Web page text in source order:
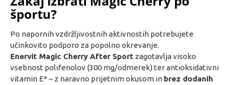
športu?
Po napornih vzdržljivostnih aktivnostih potrebujete
učinkovito podporo za popolno okrevanje.
Enervit Magic Cherry After Sport zagotavlja visoko
vsebnost polifenolov (300 mg/odmerek) ter antioksidativni
vitamin E* – z naravno prijetnim okusom in brez dodanih